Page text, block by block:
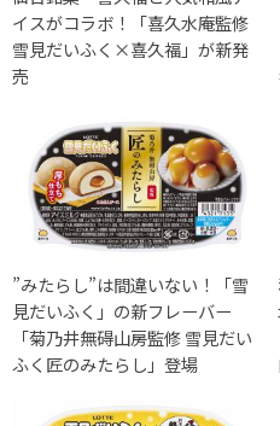
イスがコラボ！「喜久水庵監修
雪見だいふく×喜久福」が新発
売
”みたらし”は間違いない！「雪
見だいふく」の新フレーバー
「菊乃井無碍山房監修 雪見だい
ふく匠のみたらし」登場